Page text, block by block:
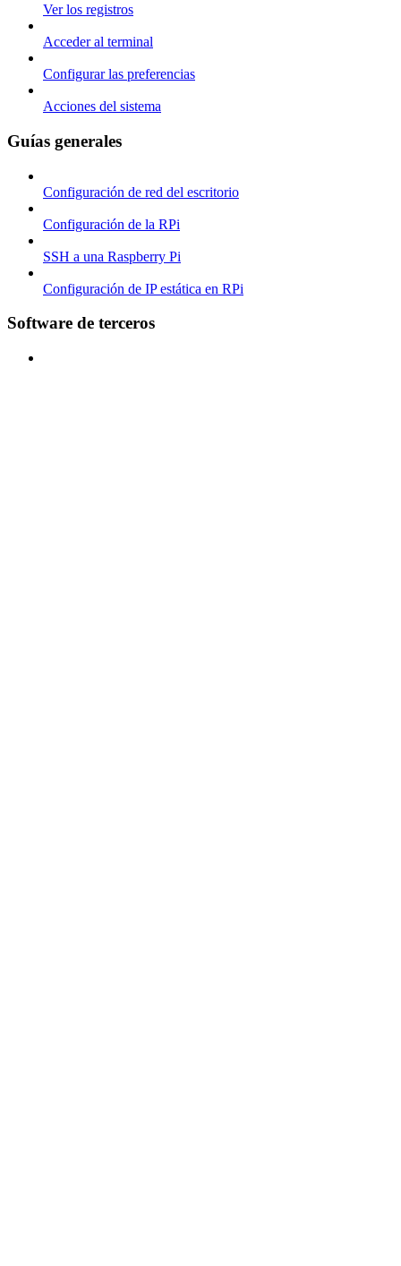
Ver los registros
Acceder al terminal
Configurar las preferencias
Acciones del sistema
Guías generales
Configuración de red del escritorio
Configuración de la RPi
SSH a una Raspberry Pi
Configuración de IP estática en RPi
Software de terceros